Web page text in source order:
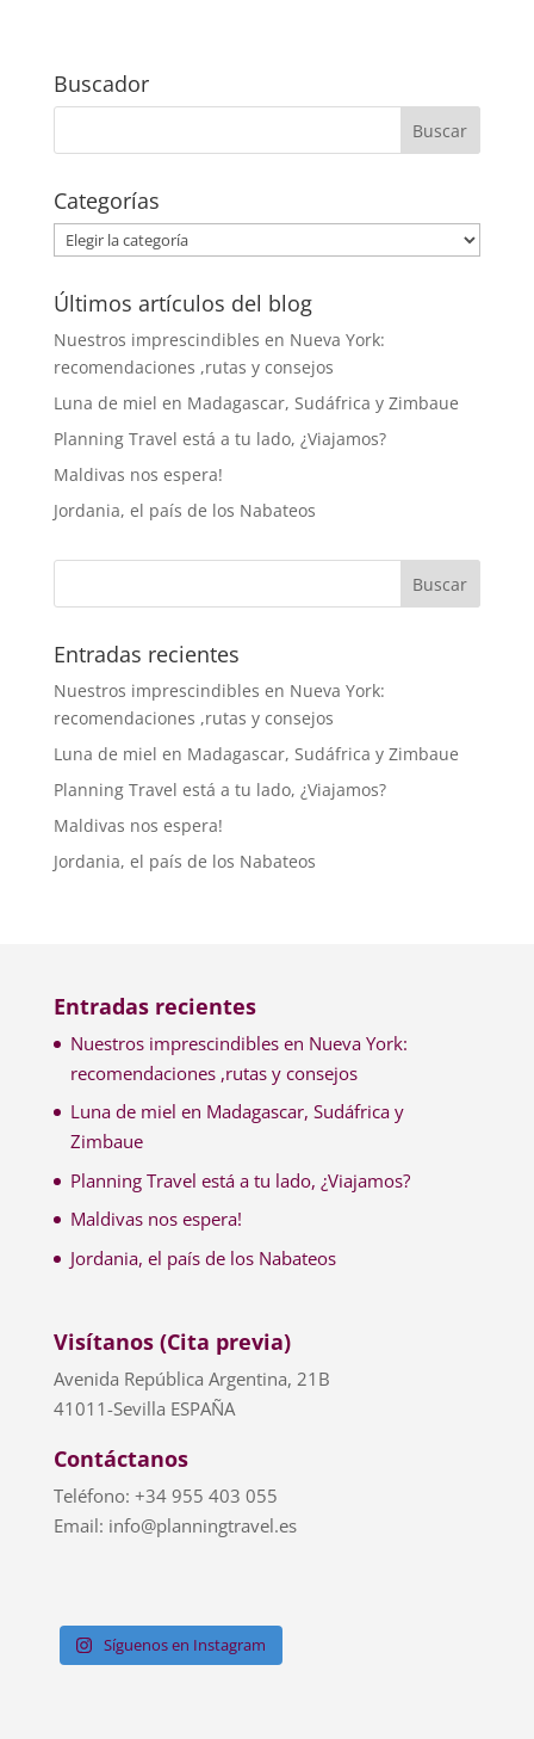
Buscador
Categorías
Categorías
Últimos artículos del blog
Nuestros imprescindibles en Nueva York:
recomendaciones ,rutas y consejos
Luna de miel en Madagascar, Sudáfrica y Zimbaue
Planning Travel está a tu lado, ¿Viajamos?
Maldivas nos espera!
Jordania, el país de los Nabateos
Entradas recientes
Nuestros imprescindibles en Nueva York:
recomendaciones ,rutas y consejos
Luna de miel en Madagascar, Sudáfrica y Zimbaue
Planning Travel está a tu lado, ¿Viajamos?
Maldivas nos espera!
Jordania, el país de los Nabateos
Entradas recientes
Nuestros imprescindibles en Nueva York:
recomendaciones ,rutas y consejos
Luna de miel en Madagascar, Sudáfrica y
Zimbaue
Planning Travel está a tu lado, ¿Viajamos?
Maldivas nos espera!
Jordania, el país de los Nabateos
Visítanos (Cita previa)
Avenida República Argentina, 21B
41011-Sevilla ESPAÑA
Contáctanos
Teléfono: +34 955 403 055
Email: info@planningtravel.es
Síguenos en Instagram